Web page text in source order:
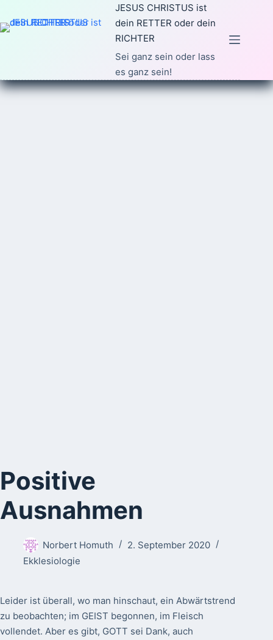
Inhalt
JESUS CHRISTUS ist
dein RETTER oder dein
RICHTER
Sei ganz sein oder lass
es ganz sein!
Positive
Ausnahmen
Norbert Homuth
2. September 2020
Ekklesiologie
Leider ist überall, wo man hinschaut, ein Abwärtstrend
zu beobachten; im GEIST begonnen, im Fleisch
vollendet. Aber es gibt, GOTT sei Dank, auch